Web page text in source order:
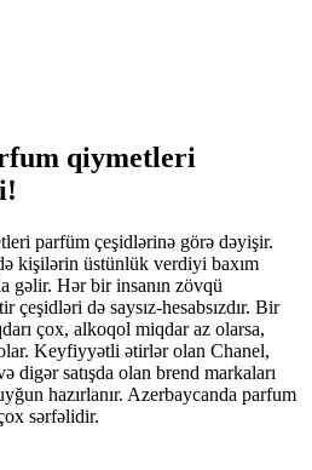
qiymetleri
parfüm çeşidlərinə görə dəyişir.
kişilərin üstünlük verdiyi baxım
gəlir. Hər bir insanın zövqü
də saysız-hesabsızdır. Bir
çox, alkoqol miqdar az olarsa,
olar. Keyfiyyətli ətirlər olan Chanel,
digər satışda olan brend markaları
hazırlanır. Azerbaycanda parfum
sərfəlidir.